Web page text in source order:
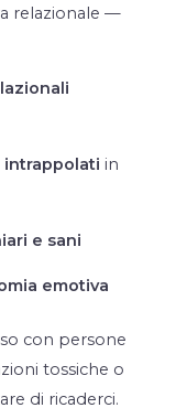
relazionale —
intrappolati in
e sani
emotiva
con persone
tossiche o
di ricaderci.